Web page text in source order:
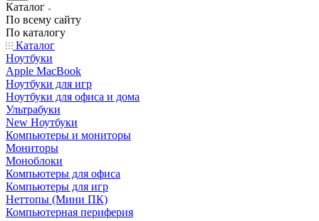
Каталог
По всему сайту
По каталогу
Каталог
Ноутбуки
Apple MacBook
Ноутбуки для игр
Ноутбуки для офиса и дома
Ультрабуки
New Ноутбуки
Компьютеры и мониторы
Мониторы
Моноблоки
Компьютеры для офиса
Компьютеры для игр
Неттопы (Мини ПК)
Компьютерная периферия